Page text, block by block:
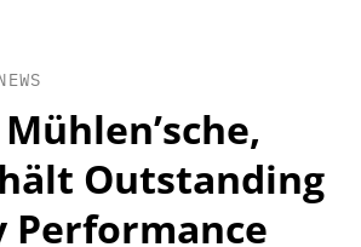
Outstanding
Performance